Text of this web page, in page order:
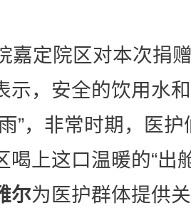
嘉定院区对本次捐
示，安全的饮用水
”，非常时期，医
喝上这口温暖的“出
尔为医护群体提供